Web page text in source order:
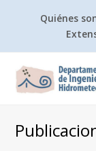
Quiénes